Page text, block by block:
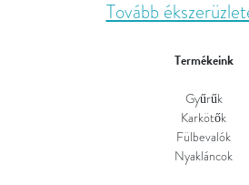
Tovább
Termékeink
Gyűrűk
Karkötők
Fülbevalók
Nyakláncok